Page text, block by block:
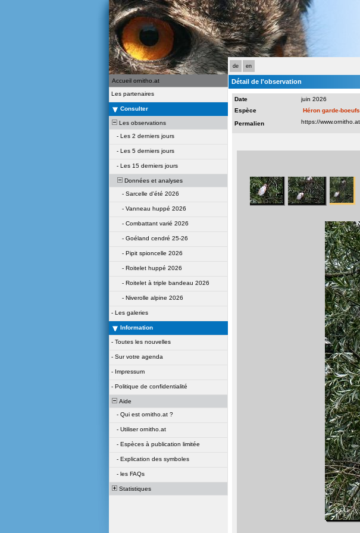
de en
Accueil ornitho.at
Les partenaires
Consulter
Les observations
- Les 2 derniers jours
- Les 5 derniers jours
- Les 15 derniers jours
Données et analyses
- Sarcelle d'été 2026
- Vanneau huppé 2026
- Combattant varié 2026
- Goéland cendré 25-26
- Pipit spioncelle 2026
- Roitelet huppé 2026
- Roitelet à triple bandeau 2026
- Niverolle alpine 2026
- Les galeries
Information
- Toutes les nouvelles
- Sur votre agenda
- Impressum
- Politique de confidentialité
Aide
- Qui est ornitho.at ?
- Utiliser ornitho.at
- Espèces à publication limitée
- Explication des symboles
- les FAQs
Statistiques
Détail de l'observation
Date
juin 2026
Espèce
Héron garde-boeufs
Permalien